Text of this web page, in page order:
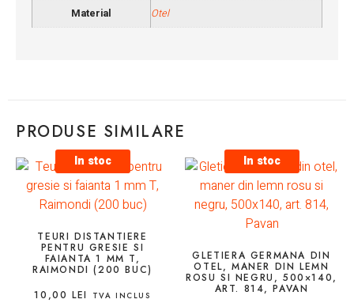
Material
Otel
PRODUSE SIMILARE
In stoc
TEURI DISTANTIERE
PENTRU GRESIE SI
FAIANTA 1 MM T,
RAIMONDI (200 BUC)
10,00LEI TVA INCLUS
In stoc
GLETIERA GERMANA DIN
OTEL, MANER DIN LEMN
ROSU SI NEGRU, 500×140,
ART. 814, PAVAN